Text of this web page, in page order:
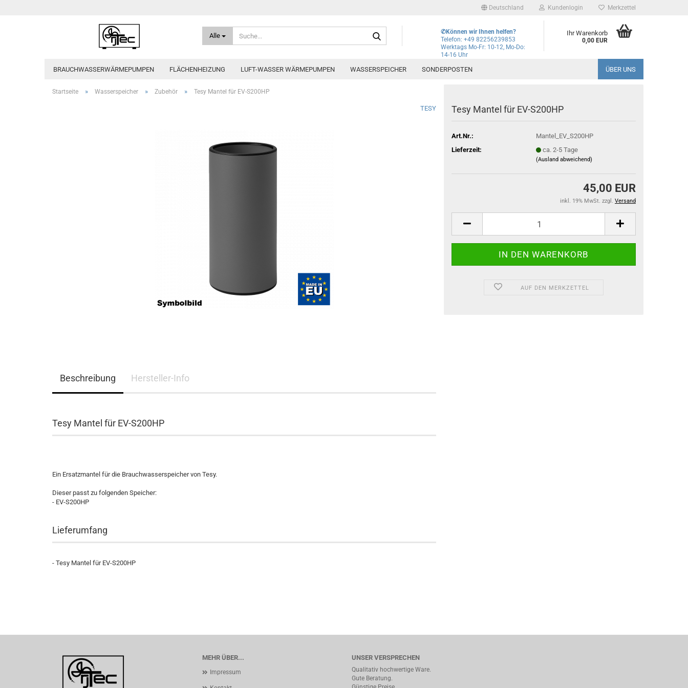
Deutschland
Lieferland
Kundenlogin
Konto erstellen
Merkzettel
Alle
✆Können wir Ihnen helfen?
Telefon: +49 82256239853
Werktags Mo-Fr: 10-12, Mo-Do:
14-16 Uhr
Ihr Warenkorb
0,00 EUR
BRAUCHWASSERWÄRMEPUMPEN FLÄCHENHEIZUNG LUFT-WASSER WÄRMEPUMPEN WASSERSPEICHER SONDERPOSTEN ÜBER UNS
Startseite » Wasserspeicher » Zubehör » Tesy Mantel für EV-S200HP
TESY Tesy Mantel für EV-S200HP
Art.Nr.:
Mantel_EV_S200HP
Lieferzeit:
ca. 2-5 Tage
(Ausland abweichend)
45,00 EUR
inkl. 19% MwSt. zzgl. Versand
AUF DEN MERKZETTEL
Beschreibung Hersteller-Info
Tesy Mantel für EV-S200HP
Ein Ersatzmantel für die Brauchwasserspeicher von Tesy.
Dieser passt zu folgenden Speicher:
- EV-S200HP
Lieferumfang
- Tesy Mantel für EV-S200HP
MEHR ÜBER...
Impressum
UNSER VERSPRECHEN
Qualitativ hochwertige Ware.
Gute Beratung.